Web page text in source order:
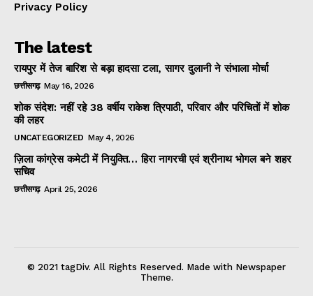
Privacy Policy
The latest
रायपुर में तेज बारिश से बड़ा हादसा टला, सागर दुलानी ने संभाला मोर्चा
छत्तीसगढ़ May 16, 2026
शोक संदेश: नहीं रहे 38 वर्षीय राकेश त्रिपाठी, परिवार और परिचितों में शोक
की लहर
UNCATEGORIZED May 4, 2026
ज़िला कांग्रेस कमेटी में नियुक्ति… हिरा नागरची एवं श्रीनाथ भोगल बने शहर
सचिव
छत्तीसगढ़ April 25, 2026
© 2021 tagDiv. All Rights Reserved. Made with Newspaper
Theme.